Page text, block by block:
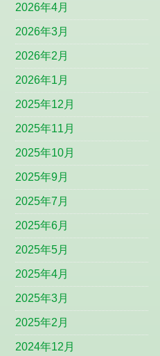
2026年4月
2026年3月
2026年2月
2026年1月
2025年12月
2025年11月
2025年10月
2025年9月
2025年7月
2025年6月
2025年5月
2025年4月
2025年3月
2025年2月
2024年12月